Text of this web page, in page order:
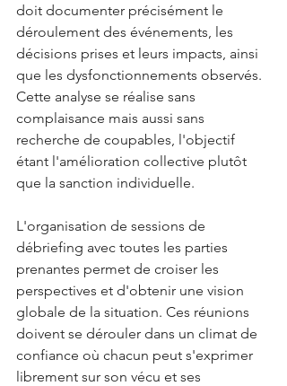
doit documenter précisément le
déroulement des événements, les
décisions prises et leurs impacts, ainsi
que les dysfonctionnements observés.
Cette analyse se réalise sans
complaisance mais aussi sans
recherche de coupables, l'objectif
étant l'amélioration collective plutôt
que la sanction individuelle.
L'organisation de sessions de
débriefing avec toutes les parties
prenantes permet de croiser les
perspectives et d'obtenir une vision
globale de la situation. Ces réunions
doivent se dérouler dans un climat de
confiance où chacun peut s'exprimer
librement sur son vécu et ses